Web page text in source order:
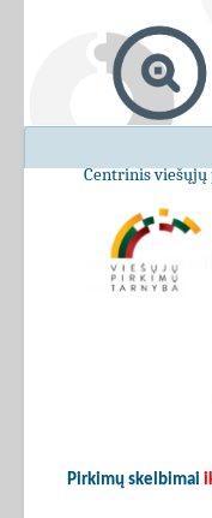
Centrinis
Pirkimų skelbimai